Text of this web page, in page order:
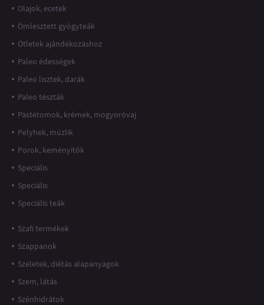
Olajok, ecetek
Ömlesztett gyógyteák
Ötletek ajándékozáshoz
Paleo édességek
Paleo lisztek, darák
Paleo tészták
Pástétomok, krémek, mogyoróvaj
Pelyhek, müzlik
Porok, keményítők
Speciális
Speciális
Speciális teák
Szafi termékek
Szappanok
Szeletek, diétás alapanyagok
Szem, látás
Szénhidrátok